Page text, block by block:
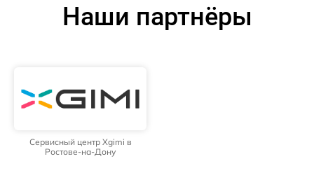
Наши партнёры
Сервисный центр Xgimi в
Ростове-на-Дону